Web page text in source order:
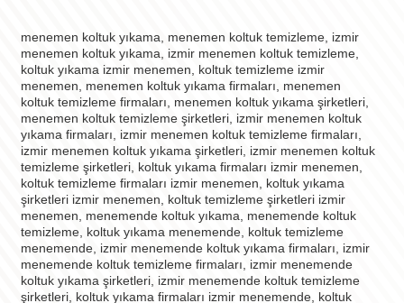
menemen koltuk yıkama, menemen koltuk temizleme, izmir
menemen koltuk yıkama, izmir menemen koltuk temizleme,
koltuk yıkama izmir menemen, koltuk temizleme izmir
menemen, menemen koltuk yıkama firmaları, menemen
koltuk temizleme firmaları, menemen koltuk yıkama şirketleri,
menemen koltuk temizleme şirketleri, izmir menemen koltuk
yıkama firmaları, izmir menemen koltuk temizleme firmaları,
izmir menemen koltuk yıkama şirketleri, izmir menemen koltuk
temizleme şirketleri, koltuk yıkama firmaları izmir menemen,
koltuk temizleme firmaları izmir menemen, koltuk yıkama
şirketleri izmir menemen, koltuk temizleme şirketleri izmir
menemen, menemende koltuk yıkama, menemende koltuk
temizleme, koltuk yıkama menemende, koltuk temizleme
menemende, izmir menemende koltuk yıkama firmaları, izmir
menemende koltuk temizleme firmaları, izmir menemende
koltuk yıkama şirketleri, izmir menemende koltuk temizleme
şirketleri, koltuk yıkama firmaları izmir menemende, koltuk